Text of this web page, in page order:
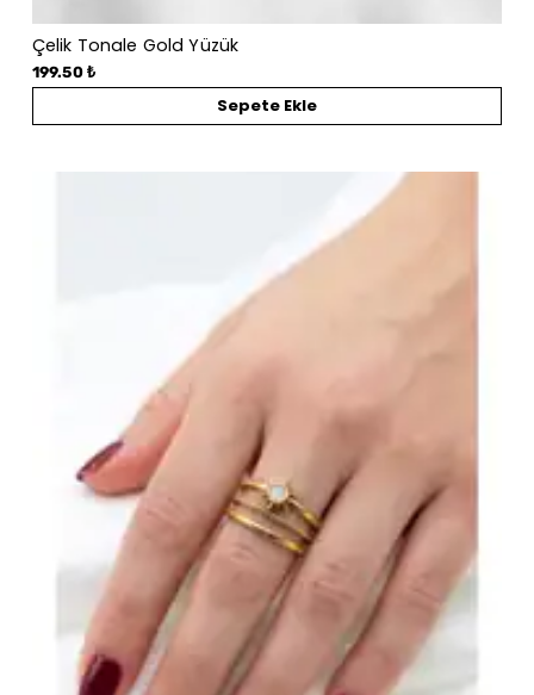
Çelik Tonale Gold Yüzük
199.50 ₺
Sepete Ekle